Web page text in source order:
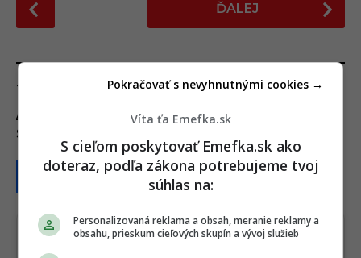
o
t
P
g
i
n
a
ĎALEJ
TAGY:
AKO SCHUDNÚŤ
LACNÉ RIEŠENIE
ŠIALENÝ NÁPAD
Víta ťa Emefka.sk
S cieľom poskytovať Emefka.sk ako
doteraz, podľa zákona potrebujeme tvoj
súhlas na:
Personalizovaná reklama a obsah, meranie reklamy a
obsahu, prieskum cieľových skupín a vývoj služieb
Pokračovať s nevyhnutnými cookies →